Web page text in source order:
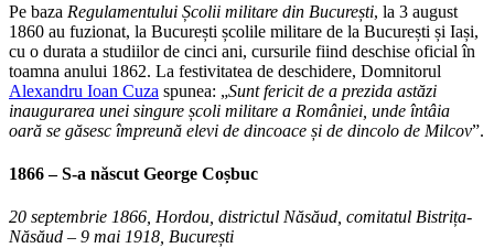
Pe baza Regulamentului Școlii militare din București, la 3 august
1860 au fuzionat, la București școlile militare de la București și Iași,
cu o durata a studiilor de cinci ani, cursurile fiind deschise oficial în
toamna anului 1862. La festivitatea de deschidere, Domnitorul
Alexandru Ioan Cuza spunea: „Sunt fericit de a prezida astăzi
inaugurarea unei singure școli militare a României, unde întâia
oară se găsesc împreună elevi de dincoace și de dincolo de Milcov”.
1866 – S-a născut George Coșbuc
20 septembrie 1866, Hordou, districtul Năsăud, comitatul Bistrița-
Năsăud – 9 mai 1918, București